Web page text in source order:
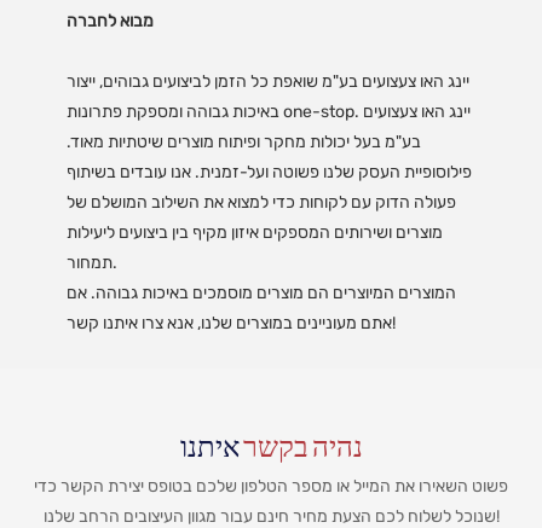
מבוא לחברה
יינג האו צעצועים בע"מ שואפת כל הזמן לביצועים גבוהים, ייצור
באיכות גבוהה ומספקת פתרונות one-stop. יינג האו צעצועים
בע"מ בעל יכולות מחקר ופיתוח מוצרים שיטתיות מאוד.
פילוסופיית העסק שלנו פשוטה ועל-זמנית. אנו עובדים בשיתוף
פעולה הדוק עם לקוחות כדי למצוא את השילוב המושלם של
מוצרים ושירותים המספקים איזון מקיף בין ביצועים ליעילות
תמחור.
המוצרים המיוצרים הם מוצרים מוסמכים באיכות גבוהה. אם
אתם מעוניינים במוצרים שלנו, אנא צרו איתנו קשר!
נהיה בקשראיתנו
פשוט השאירו את המייל או מספר הטלפון שלכם בטופס יצירת הקשר כדי
שנוכל לשלוח לכם הצעת מחיר חינם עבור מגוון העיצובים הרחב שלנו!